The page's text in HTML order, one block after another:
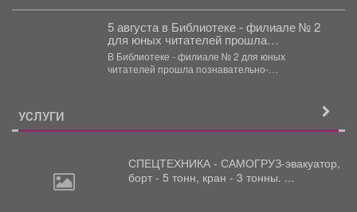
5 августа в Библиотеке - филиале № 2
для юных читателей прошла
познавательно-развлекательная
программа к Международному дню
светофора
В Библиотеке - филиале № 2 для юных
читателей прошла познавательно-
УСЛУГИ
СПЕЦТЕХНИКА - САМОГРУЗ-эвакуатор,
борт - 5 тонн, кран - 3 тонны. ...